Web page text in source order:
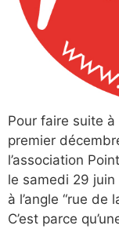
Pour faire suite
premier
l’association
le samedi 29
à l’angle “rue de
C’est parce